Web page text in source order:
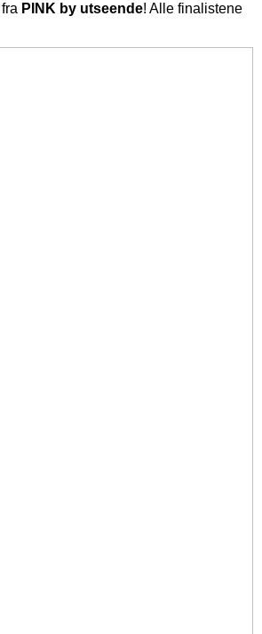
PINK by utseende! Alle finalistene